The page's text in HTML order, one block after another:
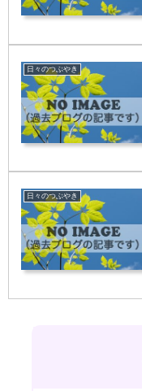
日々のつぶやき
日々のつぶやき